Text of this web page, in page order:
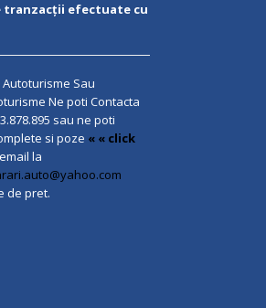
tranzacții efectuate cu
Sau
Ne poti Contacta
sau ne poti
si poze « « click
la
de pret.